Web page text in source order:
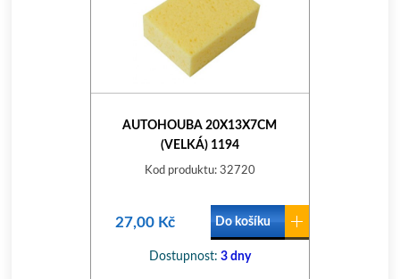
AUTOHOUBA 20X13X7CM
(VELKÁ) 1194
Kod produktu: 32720
27,00 Kč Do košíku
Dostupnost: 3 dny